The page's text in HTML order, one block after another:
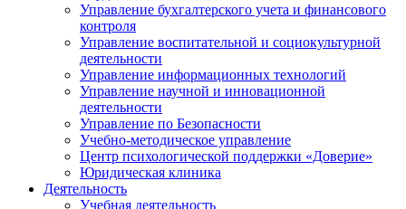
Управление бухгалтерского учета и финансового
контроля
Управление воспитательной и социокультурной
деятельности
Управление информационных технологий
Управление научной и инновационной
деятельности
Управление по Безопасности
Учебно-методическое управление
Центр психологической поддержки «Доверие»
Юридическая клиника
Деятельность
Учебная деятельность